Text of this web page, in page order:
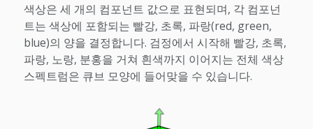
색상은 세 개의 컴포넌트 값으로 표현되며, 각 컴포넌
트는 색상에 포함되는 빨강, 초록, 파랑(red, green,
blue)의 양을 결정합니다. 검정에서 시작해 빨강, 초록,
파랑, 노랑, 분홍을 거쳐 흰색까지 이어지는 전체 색상
스펙트럼은 큐브 모양에 들어맞을 수 있습니다.